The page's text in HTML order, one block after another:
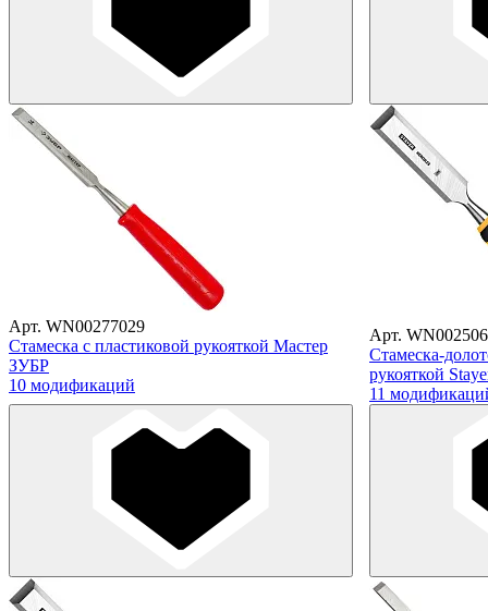
Арт. WN00277029
Стамеска с пластиковой рукояткой Мастер
ЗУБР
10 модификаций
Арт.
Стамеска-
рукояткой
11